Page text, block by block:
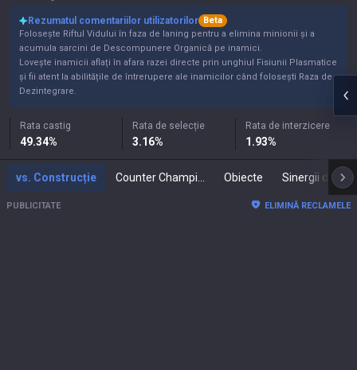
Rezumatul comentariilor utilizatorilor Beta
Folosește Riftul Vidului în faza de laning pentru a elimina minionii și a
acumula sarcini de Descompunere Organică pe inamici.
Lovește inamicii aflați în afara razei directe prin unghiul Fisiunii Plasmatice
și fii atent la abilitățile de întrerupere ale inamicilor când folosești Raza de
Dezintegrare.
Rata castig
49.34%
Rata de selecție
3.16%
Rata de interzicere
1.93%
vs. Construcție Obiecte
PUBLICITATE ELIMINĂ RECLAMELE